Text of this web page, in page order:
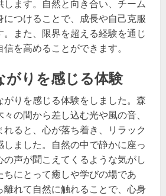
します。自然と向き合い、チーム
につけることで、成長や自己克服
また、限界を超える経験を通じ
を高めることができます。
がりを感じる体験
りを感じる体験をしました。森
の間から差し込む光や風の音、
ると、心が落ち着き、リラック
ました。自然の中で静かに座っ
声が聞こえてくるような気がし
ちにとって癒しや学びの場であ
離れて自然に触れることで、心身